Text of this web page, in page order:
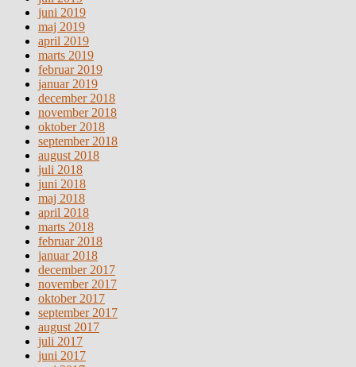
juni 2019
maj 2019
april 2019
marts 2019
februar 2019
januar 2019
december 2018
november 2018
oktober 2018
september 2018
august 2018
juli 2018
juni 2018
maj 2018
april 2018
marts 2018
februar 2018
januar 2018
december 2017
november 2017
oktober 2017
september 2017
august 2017
juli 2017
juni 2017